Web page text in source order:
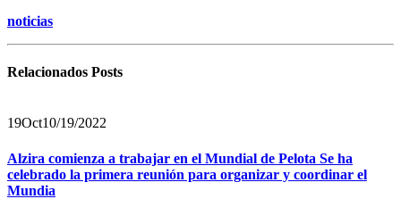
noticias
Relacionados Posts
19Oct10/19/2022
Alzira comienza a trabajar en el Mundial de Pelota Se ha
celebrado la primera reunión para organizar y coordinar el
Mundia